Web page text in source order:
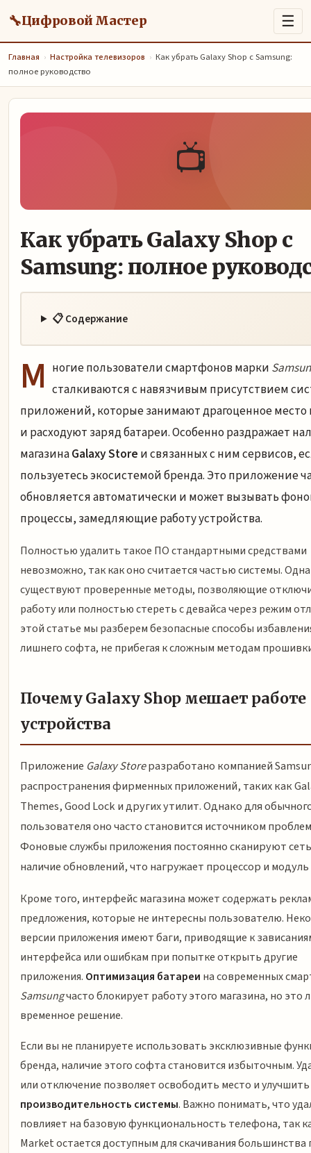
🔧Цифровой Мастер ☰
Главная › Настройка телевизоров › Как убрать Galaxy Shop с Samsung:
полное руководство
📺
Как убрать Galaxy Shop с
Samsung: полное
📋 Содержание
М ногие пользователи смартфонов марки
сталкиваются с навязчивым присутствием
приложений, которые занимают драгоценное место
и расходуют заряд батареи. Особенно раздражает
магазинаGalaxy Store и связанных с ним сервисов,
пользуетесь экосистемой бренда. Это приложение
обновляется автоматически и может вызывать
процессы, замедляющие работу устройства.
Полностью удалить такое ПО стандартными средствами
невозможно, так как оно считается частью системы.
существуют проверенные методы, позволяющие
работу или полностью стереть с девайса через режим
этой статье мы разберем безопасные способы
лишнего софта, не прибегая к сложным методам
Почему Galaxy Shop мешает работе
устройства
Приложение Galaxy Storeразработано компанией
распространения фирменных приложений, таких как
Themes, Good Lock и других утилит. Однако для
пользователя оно часто становится источником
Фоновые службы приложения постоянно сканируют
наличие обновлений, что нагружает процессор и модуль
Кроме того, интерфейс магазина может содержать
предложения, которые не интересны пользователю.
версии приложения имеют баги, приводящие к
интерфейса или ошибкам при попытке открыть другие
приложения. Оптимизация батареи на современных
Samsungчасто блокирует работу этого магазина, но это
временное решение.
Если вы не планируете использовать эксклюзивные
бренда, наличие этого софта становится избыточным.
или отключение позволяет освободить место и улучшить
производительность системы. Важно понимать, что
повлияет на базовую функциональность телефона, так
Market остается доступным для скачивания большинства